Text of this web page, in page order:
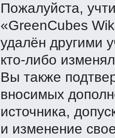
Пожалуйста,
«GreenCubes
удалён другими
кто-либо
Вы также
вносимых
источника,
и изменение